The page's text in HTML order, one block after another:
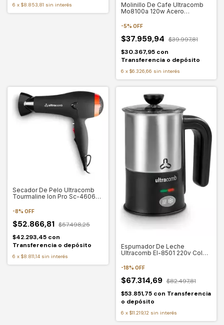
6 x $8.853,81 sin interés
Molinillo De Cafe Ultracomb
Mo8100a 120w Acero
-5% OFF
$37.959,94 $39.997,81
$30.367,95 con
Transferencia o depósito
6 x $6.326,66 sin interés
Secador De Pelo Ultracomb
Tourmaline Ion Pro Sc-4606
-8% OFF
$52.866,81 $57.498,25
$42.293,45 con
Transferencia o depósito
6 x $8.811,14 sin interés
Espumador De Leche
Ultracomb El-8501 220v Color
-18% OFF
$67.314,69 $82.497,81
$53.851,75 con Transferencia
o depósito
6 x $11.219,12 sin interés